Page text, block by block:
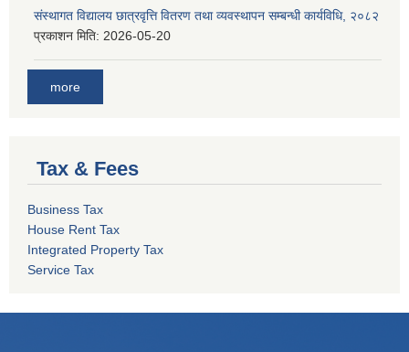
संस्थागत विद्यालय छात्रवृत्ति वितरण तथा व्यवस्थापन सम्बन्धी कार्यविधि, २०८२
प्रकाशन मिति: 2026-05-20
more
Tax & Fees
Business Tax
House Rent Tax
Integrated Property Tax
Service Tax